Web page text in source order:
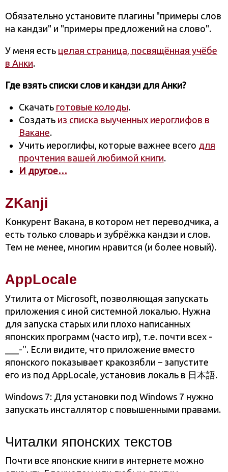
Обязательно установите плагины "примеры слов
на кандзи" и "примеры предложений на слово".
У меня есть целая страница, посвящённая учёбе
в Анки.
Где взять списки слов и кандзи для Анки?
Скачать готовые колоды.
Создать из списка выученных иероглифов в
Вакане.
Учить иероглифы, которые важнее всего для
прочтения вашей любимой книги.
И другое…
ZKanji
Конкурент Вакана, в котором нет переводчика, а
есть только словарь и зубрёжка кандзи и слов.
Тем не менее, многим нравится (и более новый).
AppLocale
Утилита от Microsoft, позволяющая запускать
приложения с иной системной локалью. Нужна
для запуска старых или плохо написанных
японских программ (часто игр), т.е. почти всех -
___-''. Если видите, что приложение вместо
японского показывает кракозябли – запустите
его из под AppLocale, установив локаль в 日本語.
Windows 7: Для установки под Windows 7 нужно
запускать инсталлятор с повышенными правами.
Читалки японских текстов
Почти все японские книги в интернете можно